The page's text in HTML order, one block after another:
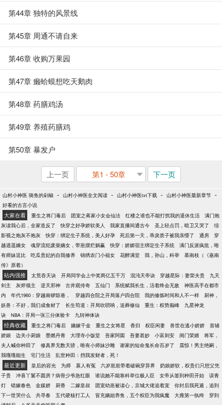
第44章 独特的风景线
第45章 周通不请自来
第46章 收购万果园
第47章 癞蛤蟆想吃天鹅肉
第48章 药膳鸡汤
第49章 养殖药膳鸡
第50章 暴发户
上一页 第1 - 50章 下一页
山村小神医 骑鱼的剁椒 - 山村小神医全文阅读 - 山村小神医txt下载 - 山村小神医最新章节 -
好看的古言小说
大家在看 重生之将门毒后 团宠之蒋家小女会仙法 红楼之谁也不能打扰我的退休生活
满门炮
灰读我心后，全家造反了
快穿之好孕娇软美人 我家直播间通古今 圣上轻点罚，暗卫又哭了
综
影视之炮灰不炮灰
快穿：绑定生子系统，美人好孕 死后第一天，乖戾质子被我亲懵了 通房
穿
越逍遥嫡女
魂穿流犯废柴嫡女，带崽摆烂躺赢 快穿：娇媚宿主绑定生子系统
满门反派疯批，唯
有师妹逗比
吃瓜贵妃的自我修养 锦绣农门小福女 花醉满堂 我，孙山，科举
慕南枝（《嘉南
传》原着）
站内强推 太荒吞天诀 开局同学会上中奖两亿五千万 混沌天帝诀 穿越星际：妻荣夫贵
九天
剑主
灰烬领主 逆天邪神 古井观传奇 五仙门 系统赋我长生，活着终会无敌
神医高手在都市
内
年代1960：穿越南锣鼓巷， 穿越四合院之开局落户四合院 我的修炼时间和人不一样
厨神，
妖兽：不好，我们成食材了
长生苟道：开局吹唢呐，送葬修仙 重生：权势巅峰
九星神龙
诀
NBA：开局一张三分体验卡 九转神体诀
经典收藏 重生之将门毒后 嫡嫁千金 重生之女将星 香归 权臣闲妻 兽世在逃小娇娇
首辅
娇娘
边关小厨娘 墨燃丹青 大理寺小饭堂 吾家阿囡 吾妻甚妙 小富则安 闺门荣婿
将军，
夫人喊你种田了
修真界无数天骄，唯有小师妹沙雕 谢家的短命鬼长命百岁了
震惊！男主绝嗣，
我嘎嘎能生
宅门生活 乱世种田：挡我发财者，死！
最近更新 皇后的容光 为师 寡人有冤 六岁崽崽带着破碗穿异界
奶娘娇软，权贵们只想父凭
子贵
冲喜丫鬟不圆房？病骨少爷急红眼 谁说她不能靠科举位极人臣 女帝从签到种田开始
误青
灯
错嫁春色 金媒娇 厨香 二嫁皇叔 团宠幼崽被读心，京城大佬追着宠
你封后我死遁，追到
下一世哭什么
共寻春 五代硬核打工人 冒充嫡姐养鱼，五个权臣为我疯魔 大雍第一纨绔
穿到